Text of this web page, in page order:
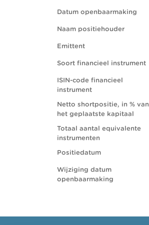
Datum openbaarmaking
Naam positiehouder
Emittent
Soort financieel instrument
ISIN-code financieel
instrument
Netto shortpositie, in % van
het geplaatste kapitaal
Totaal aantal equivalente
instrumenten
Positiedatum
Wijziging datum
openbaarmaking